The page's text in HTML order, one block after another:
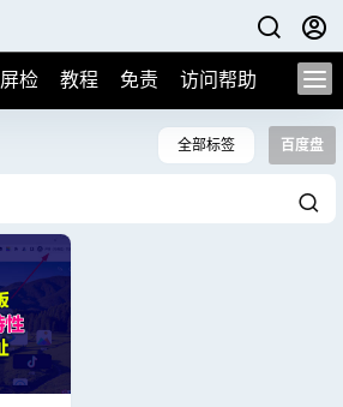
屏检 教程 免责 访问帮助
全部标签 百度盘